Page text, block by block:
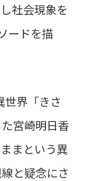
社会現象を
ードを描
世界「きさ
宮崎明日香
まという異
と疑念にさ